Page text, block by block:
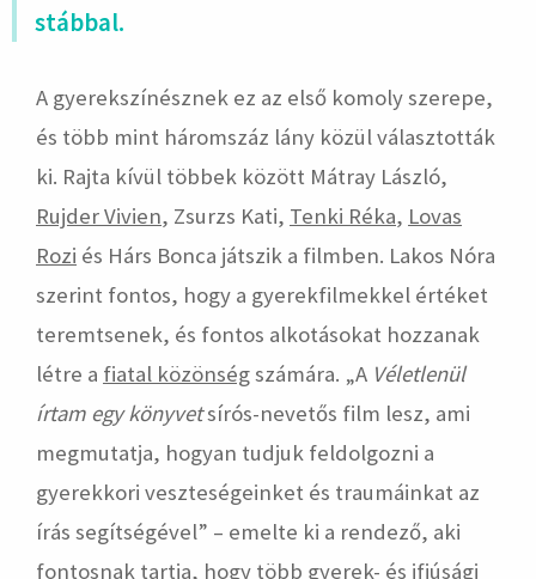
stábbal.
A gyerekszínésznek ez az első komoly szerepe,
és több mint háromszáz lány közül választották
ki. Rajta kívül többek között Mátray László,
Rujder Vivien, Zsurzs Kati, Tenki Réka, Lovas
Rozi és Hárs Bonca játszik a filmben. Lakos Nóra
szerint fontos, hogy a gyerekfilmekkel értéket
teremtsenek, és fontos alkotásokat hozzanak
létre a fiatal közönségszámára. „A Véletlenül
írtam egy könyvetsírós-nevetős film lesz, ami
megmutatja, hogyan tudjuk feldolgozni a
gyerekkori veszteségeinket és traumáinkat az
írás segítségével” – emelte ki a rendező, aki
fontosnak tartja, hogy több gyerek- és ifjúsági